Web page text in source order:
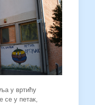
у вртићу
се у петак,